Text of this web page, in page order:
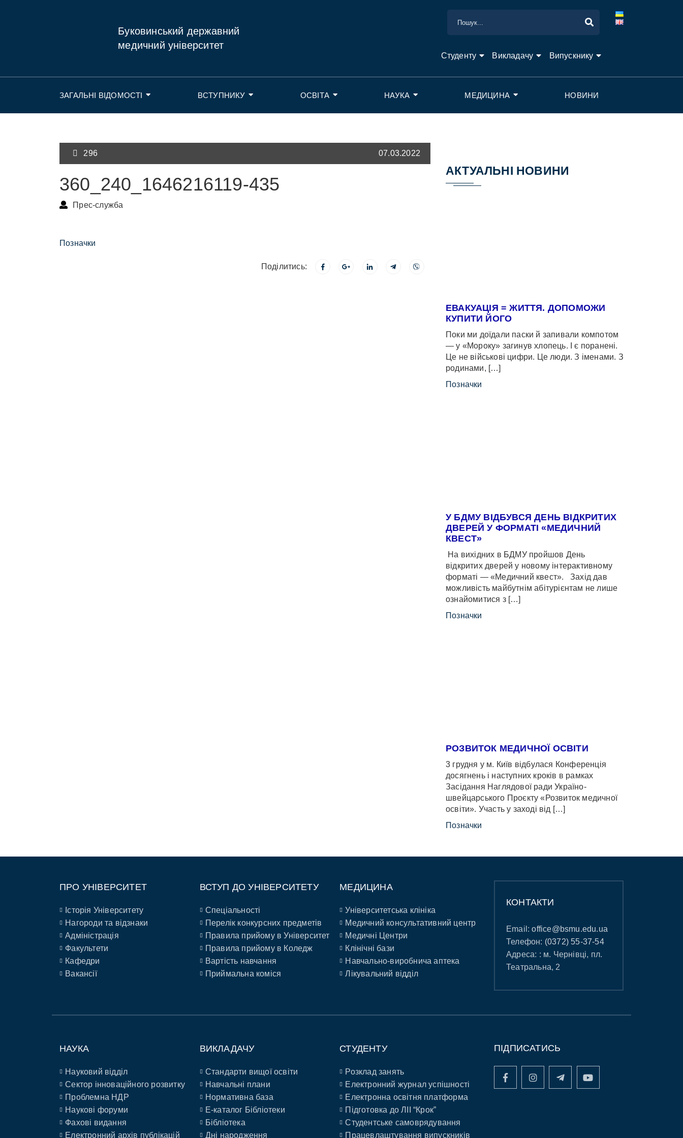
Буковинський державний
медичний університет
Студенту Викладачу Випускнику
ЗАГАЛЬНІ ВІДОМОСТІ ВСТУПНИКУ ОСВІТА НАУКА МЕДИЦИНА НОВИНИ
296 07.03.2022
360_240_1646216119-435
Прес-служба
Позначки
Поділитись:
АКТУАЛЬНІ НОВИНИ
ЕВАКУАЦІЯ = ЖИТТЯ. ДОПОМОЖИ
КУПИТИ ЙОГО
Поки ми доїдали паски й запивали компотом
— у «Мороку» загинув хлопець. І є поранені.
Це не військові цифри. Це люди. З іменами. З
родинами, […]
Позначки
У БДМУ ВІДБУВСЯ ДЕНЬ ВІДКРИТИХ
ДВЕРЕЙ У ФОРМАТІ «МЕДИЧНИЙ
КВЕСТ»
На вихідних в БДМУ пройшов День
відкритих дверей у новому інтерактивному
форматі — «Медичний квест». Захід дав
можливість майбутнім абітурієнтам не лише
ознайомитися з […]
Позначки
РОЗВИТОК МЕДИЧНОЇ ОСВІТИ
3 грудня у м. Київ відбулася Конференція
досягнень і наступних кроків в рамках
Засідання Наглядової ради Україно-
швейцарського Проєкту «Розвиток медичної
освіти». Участь у заході від […]
Позначки
ПРО УНІВЕРСИТЕТ
Історія Університету
Нагороди та відзнаки
Адміністрація
Факультети
Кафедри
Вакансії
ВСТУП ДО УНІВЕРСИТЕТУ
Спеціальності
Перелік конкурсних предметів
Правила прийому в Університет
Правила прийому в Коледж
Вартість навчання
Приймальна коміся
МЕДИЦИНА
Університетська клініка
Медичний консультативний центр
Медичні Центри
Клінічні бази
Навчально-виробнича аптека
Лікувальний відділ
КОНТАКТИ
Email:office@bsmu.edu.ua
Телефон: (0372) 55-37-54
Адреса: : м. Чернівці, пл.
Театральна, 2
НАУКА
Науковий відділ
Сектор інноваційного розвитку
Проблемна НДР
Наукові форуми
Фахові видання
Електронний архів публікацій
ВИКЛАДАЧУ
Стандарти вищої освіти
Навчальні плани
Нормативна база
E-каталог Бібліотеки
Бібліотека
Дні народження
СТУДЕНТУ
Розклад занять
Електронний журнал успішності
Електронна освітня платформа
Підготовка до ЛІІ “Крок”
Студентське самоврядування
Працевлаштування випускників
ПІДПИСАТИСЬ